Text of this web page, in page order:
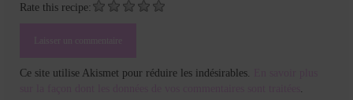
Rate this recipe:
Ce site utilise Akismet pour réduire les indésirables.